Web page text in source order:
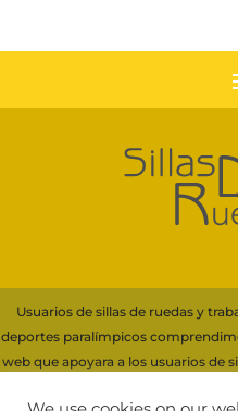
Usuarios de sillas de ruedas y
deportes paralímpicos
web que apoyara a los usuarios de